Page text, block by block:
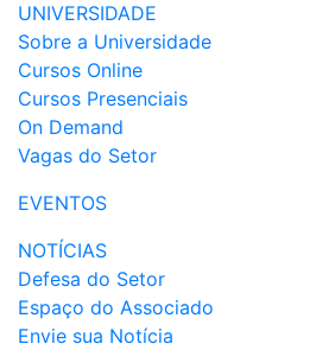
UNIVERSIDADE
Sobre a Universidade
Cursos Online
Cursos Presenciais
On Demand
Vagas do Setor
EVENTOS
NOTÍCIAS
Defesa do Setor
Espaço do Associado
Envie sua Notícia